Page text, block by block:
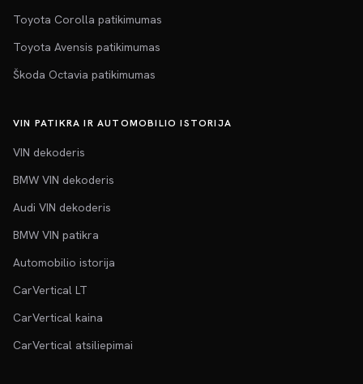
Toyota Corolla patikimumas
Toyota Avensis patikimumas
Škoda Octavia patikimumas
VIN PATIKRA IR AUTOMOBILIO ISTORIJA
VIN dekoderis
BMW VIN dekoderis
Audi VIN dekoderis
BMW VIN patikra
Automobilio istorija
CarVertical LT
CarVertical kaina
CarVertical atsiliepimai